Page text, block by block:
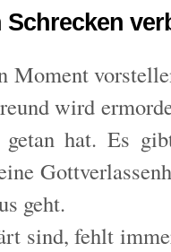
Moment
wird
hat. Es
geht.
sind, fehlt